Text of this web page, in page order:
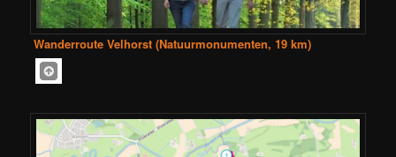
Wanderroute Velhorst (Natuurmonumenten, 19 km)